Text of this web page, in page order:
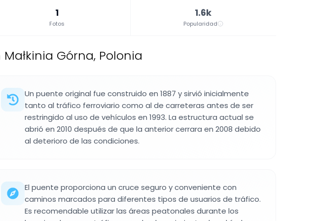
1
Fotos
1.6k
Popularidad
Górna, Polonia
Un puente original fue construido en 1887 y sirvió inicialmente
tanto al tráfico ferroviario como al de carreteras antes de ser
restringido al uso de vehículos en 1993. La estructura actual se
abrió en 2010 después de que la anterior cerrara en 2008 debido
al deterioro de las condiciones.
El puente proporciona un cruce seguro y conveniente con
caminos marcados para diferentes tipos de usuarios de tráfico.
Es recomendable utilizar las áreas peatonales durante los